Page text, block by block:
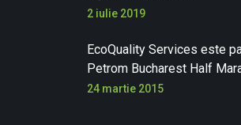
2 iulie 2019
EcoQuality Services este
Petrom Bucharest Half
24 martie 2015